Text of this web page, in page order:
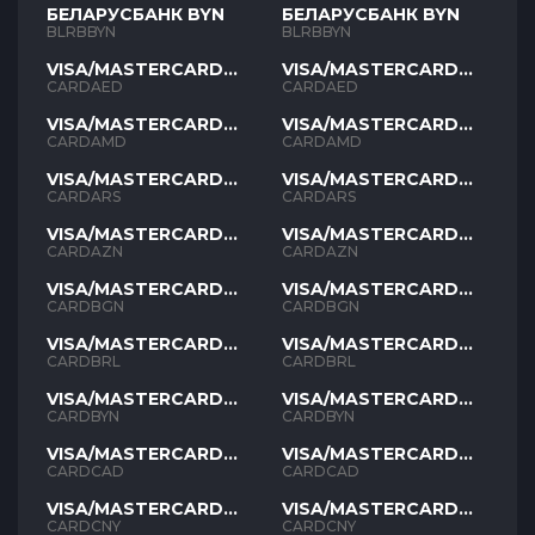
БЕЛАРУСБАНК BYN
BLRBBYN
VISA/MASTERCARD
AED
CARDAED
VISA/MASTERCARD
AMD
CARDAMD
VISA/MASTERCARD
ARS
CARDARS
VISA/MASTERCARD
AZN
CARDAZN
VISA/MASTERCARD
BGN
CARDBGN
VISA/MASTERCARD
BRL
CARDBRL
VISA/MASTERCARD
BYN
CARDBYN
VISA/MASTERCARD
CAD
CARDCAD
VISA/MASTERCARD
CNY
CARDCNY
БЕЛАРУСБАНК BYN
BLRBBYN
VISA/MASTERCARD
AED
CARDAED
VISA/MASTERCARD
AMD
CARDAMD
VISA/MASTERCARD
ARS
CARDARS
VISA/MASTERCARD
AZN
CARDAZN
VISA/MASTERCARD
BGN
CARDBGN
VISA/MASTERCARD
BRL
CARDBRL
VISA/MASTERCARD
BYN
CARDBYN
VISA/MASTERCARD
CAD
CARDCAD
VISA/MASTERCARD
CNY
CARDCNY